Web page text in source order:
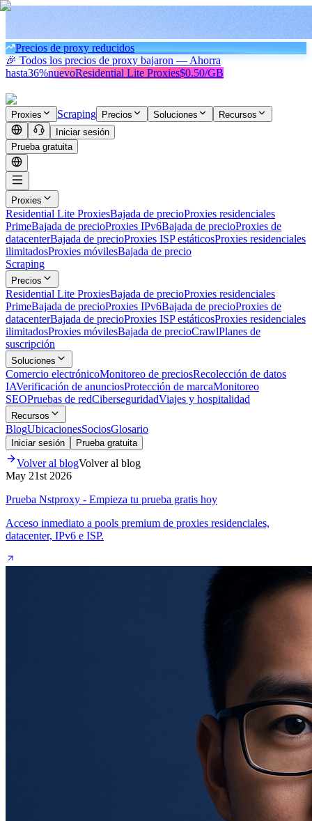
Precios de proxy reducidos
🎉 Todos los precios de proxy bajaron — Ahorra
hasta36%nuevoResidential Lite Proxies$0.50/GB
Proxies Scraping Precios Soluciones
Recursos
Iniciar sesión
Prueba gratuita
Proxies
Residential Lite ProxiesBajada de precioProxies residenciales
PrimeBajada de precioProxies IPv6Bajada de precioProxies de
datacenterBajada de precioProxies ISP estáticosProxies residenciales
ilimitadosProxies móvilesBajada de precio
Scraping
Precios
Residential Lite ProxiesBajada de precioProxies residenciales
PrimeBajada de precioProxies IPv6Bajada de precioProxies de
datacenterBajada de precioProxies ISP estáticosProxies residenciales
ilimitadosProxies móvilesBajada de precioCrawlPlanes de
suscripción
Soluciones
Comercio electrónicoMonitoreo de preciosRecolección de datos
IAVerificación de anunciosProtección de marcaMonitoreo
SEOPruebas de redCiberseguridadViajes y hospitalidad
Recursos
BlogUbicacionesSociosGlosario
Iniciar sesión Prueba gratuita
Volver al blogVolver al blog
May 21st 2026
Prueba Nstproxy - Empieza tu prueba gratis hoy
Acceso inmediato a pools premium de proxies residenciales,
datacenter, IPv6 e ISP.